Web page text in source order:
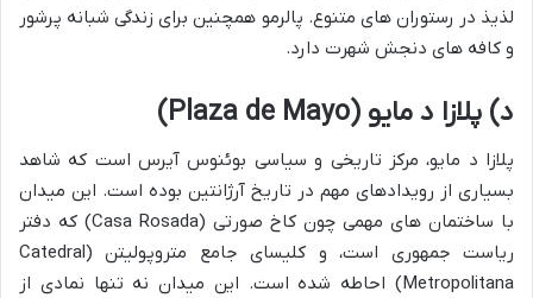
لذیذ در رستوران های متنوع. پالرمو همچنین برای زندگی شبانه پرشور
و کافه های دنجش شهرت دارد.
د) پلازا د مایو (Plaza de Mayo)
پلازا د مایو، مرکز تاریخی و سیاسی بوئنوس آیرس است که شاهد
بسیاری از رویدادهای مهم در تاریخ آرژانتین بوده است. این میدان
با ساختمان های مهمی چون کاخ صورتی (Casa Rosada) که دفتر
ریاست جمهوری است، و کلیسای جامع متروپولیتن (Catedral
Metropolitana) احاطه شده است. این میدان نه تنها نمادی از